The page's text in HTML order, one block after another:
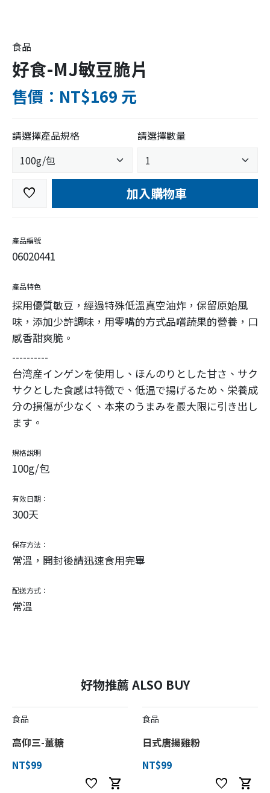
食品
好食-MJ敏豆脆片
售價：NT$169 元
請選擇產品規格 請選擇數量
favorite 加入購物車
產品編號
06020441
產品特色
採用優質敏豆，經過特殊低溫真空油炸，保留原始風
味，添加少許調味，用零嘴的方式品嚐蔬果的營養，口
感香甜爽脆。
----------
台湾産インゲンを使用し、ほんのりとした甘さ、サク
サクとした食感は特徴で、低温で揚げるため、栄養成
分の損傷が少なく、本来のうまみを最大限に引き出し
ます。
規格說明
100g/包
有效日期：
300天
保存方法：
常溫，開封後請迅速食用完畢
配送方式：
常溫
好物推薦 ALSO BUY
食品
高仰三-薑糖
NT$99
favorite shopping_cart
食品
日式唐揚雞粉
NT$99
favorite shopping_cart